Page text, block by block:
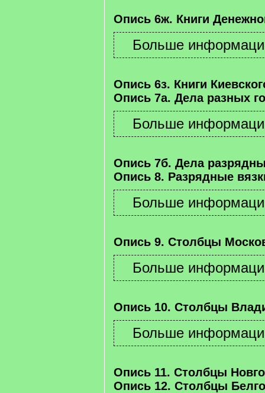
Опись 6ж. Книги
Опись 6з. Книги
Опись 7а. Дела разных
Опись 7б. Дела
Опись 8. Разрядные
Опись 9. Столбцы
Опись 10. Столбцы
Опись 11. Столбцы
Опись 12. Столбцы